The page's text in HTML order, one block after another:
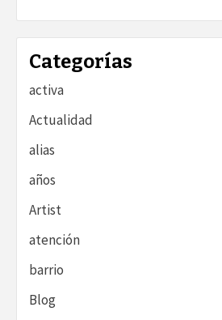
Categorías
activa
Actualidad
alias
años
Artist
atención
barrio
Blog